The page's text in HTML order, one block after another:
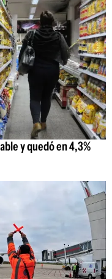
y quedó en 4,3%